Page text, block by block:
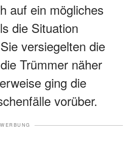
auf ein mögliches
die Situation
versiegelten die
Trümmer näher
ging die
vorüber.
WERBUNG